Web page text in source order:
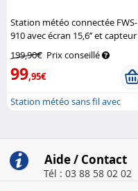
Station météo connectée FWS-
910 avec écran 15,6’’ et capteur
199,90€ Prix conseillé
99,95€
Station météo sans fil avec
Aide / Contact
Tél : 03 88 58 02 02